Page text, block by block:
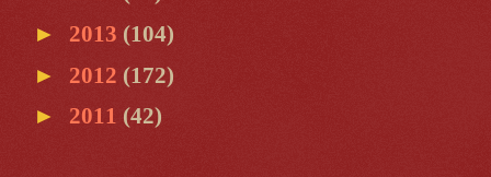
► 2013 (104)
► 2012 (172)
► 2011 (42)